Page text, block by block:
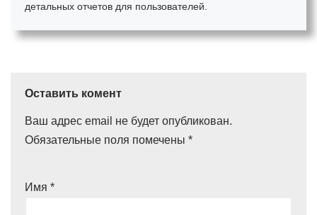
детальных отчетов для пользователей.
Оставить комент
Ваш адрес email не будет опубликован.
Обязательные поля помечены *
Имя *